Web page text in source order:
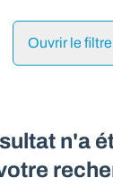
Ouvrir le filtre
Remove
Vue de
n'a